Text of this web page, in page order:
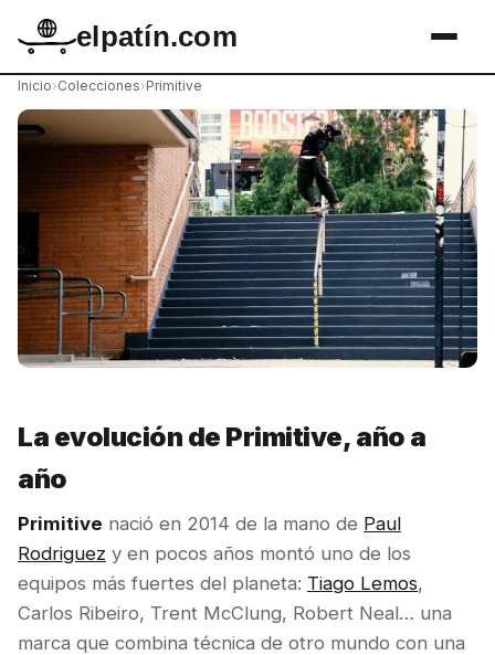
elpatín.com
Inicio›Colecciones›Primitive
La evolución de Primitive, año a
año
Primitive nació en 2014 de la mano de Paul
Rodriguez y en pocos años montó uno de los
equipos más fuertes del planeta: Tiago Lemos,
Carlos Ribeiro, Trent McClung, Robert Neal… una
marca que combina técnica de otro mundo con una